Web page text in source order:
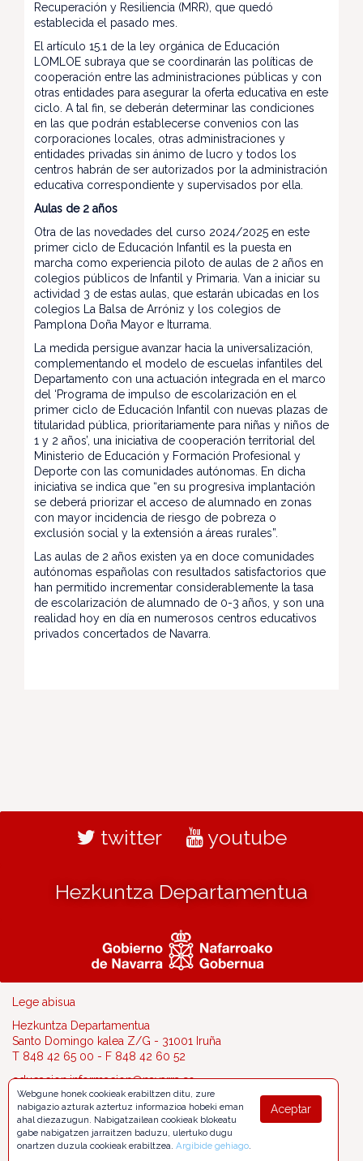
Recuperación y Resiliencia (MRR), que quedó
establecida el pasado mes.
El artículo 15.1 de la ley orgánica de Educación
LOMLOE subraya que se coordinarán las políticas de
cooperación entre las administraciones públicas y con
otras entidades para asegurar la oferta educativa en este
ciclo. A tal fin, se deberán determinar las condiciones
en las que podrán establecerse convenios con las
corporaciones locales, otras administraciones y
entidades privadas sin ánimo de lucro y todos los
centros habrán de ser autorizados por la administración
educativa correspondiente y supervisados por ella.
Aulas de 2 años
Otra de las novedades del curso 2024/2025 en este
primer ciclo de Educación Infantil es la puesta en
marcha como experiencia piloto de aulas de 2 años en
colegios públicos de Infantil y Primaria. Van a iniciar su
actividad 3 de estas aulas, que estarán ubicadas en los
colegios La Balsa de Arróniz y los colegios de
Pamplona Doña Mayor e Iturrama.
La medida persigue avanzar hacia la universalización,
complementando el modelo de escuelas infantiles del
Departamento con una actuación integrada en el marco
del ‘Programa de impulso de escolarización en el
primer ciclo de Educación Infantil con nuevas plazas de
titularidad pública, prioritariamente para niñas y niños de
1 y 2 años’, una iniciativa de cooperación territorial del
Ministerio de Educación y Formación Profesional y
Deporte con las comunidades autónomas. En dicha
iniciativa se indica que “en su progresiva implantación
se deberá priorizar el acceso de alumnado en zonas
con mayor incidencia de riesgo de pobreza o
exclusión social y la extensión a áreas rurales”.
Las aulas de 2 años existen ya en doce comunidades
autónomas españolas con resultados satisfactorios que
han permitido incrementar considerablemente la tasa
de escolarización de alumnado de 0-3 años, y son una
realidad hoy en día en numerosos centros educativos
privados concertados de Navarra.
twitter youtube
Hezkuntza Departamentua
Lege abisua
Hezkuntza Departamentua
Santo Domingo kalea Z/G - 31001 Iruña
T 848 42 65 00 - F 848 42 60 52
educacion.informacion@navarra.es
Aceptar
Webgune honek cookieak erabiltzen ditu, zure
nabigazio azturak aztertuz informazioa hobeki eman
ahal diezazugun. Nabigatzailean cookieak blokeatu
gabe nabigatzen jarraitzen baduzu, ulertuko dugu
onartzen duzula cookieak erabiltzea. Argibide gehiago.